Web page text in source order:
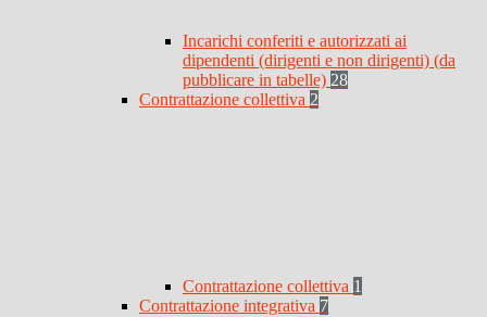
Incarichi conferiti e autorizzati ai
dipendenti (dirigenti e non dirigenti) (da
pubblicare in tabelle) 28
Contrattazione collettiva 2
Contrattazione collettiva 1
Contrattazione integrativa 7